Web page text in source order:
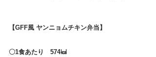
【GFF風 ヤンニョムチキン弁当】
〇1食あたり　574㎉